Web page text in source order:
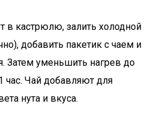
в кастрюлю, залить холодной
добавить пакетик с чаем и
Затем уменьшить нагрев до
час. Чай добавляют для
нута и вкуса.